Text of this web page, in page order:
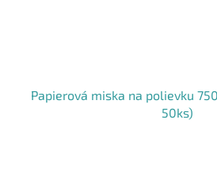
Papierová miska na polievku
50ks)